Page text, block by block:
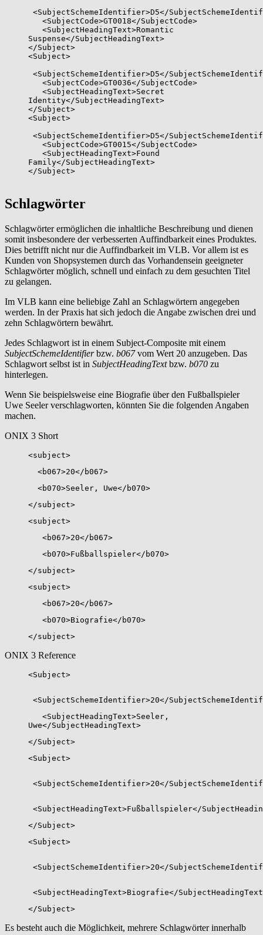
<SubjectSchemeIdentifier>D5</
<SubjectCode>GT0018</SubjectCode>
<SubjectHeadingText>Romantic
Suspense</SubjectHeadingText>
</Subject>
<Subject>
<SubjectSchemeIdentifier>D5</
<SubjectCode>GT0036</SubjectCode>
<SubjectHeadingText>Secret
Identity</SubjectHeadingText>
</Subject>
<Subject>
<SubjectSchemeIdentifier>D5</
<SubjectCode>GT0015</SubjectCode>
<SubjectHeadingText>Found
Family</SubjectHeadingText>
</Subject>
Schlagwörter
Schlagwörter ermöglichen die inhaltliche Beschreibung und dienen
somit insbesondere der verbesserten Auffindbarkeit eines Produktes.
Dies betrifft nicht nur die Auffindbarkeit im VLB. Vor allem ist es
Kunden von Shopsystemen durch das Vorhandensein geeigneter
Schlagwörter möglich, schnell und einfach zu dem gesuchten Titel
zu gelangen.
Im VLB kann eine beliebige Zahl an Schlagwörtern angegeben
werden. In der Praxis hat sich jedoch die Angabe zwischen drei und
zehn Schlagwörtern bewährt.
Jedes Schlagwort ist in einem Subject-Composite mit einem
SubjectSchemeIdentifierbzw. b067vom Wert 20 anzugeben. Das
Schlagwort selbst ist in SubjectHeadingTextbzw. b070 zu
hinterlegen.
Wenn Sie beispielsweise eine Biografie über den Fußballspieler
Uwe Seeler verschlagworten, könnten Sie die folgenden Angaben
machen.
ONIX 3 Short
<subject>
<b067>20</b067>
<b070>Seeler, Uwe</b070>
</subject>
<subject>
<b067>20</b067>
<b070>Fußballspieler</b070>
</subject>
<subject>
<b067>20</b067>
<b070>Biografie</b070>
</subject>
ONIX 3 Reference
<Subject>
<SubjectSchemeIdentifier>20</
<SubjectHeadingText>Seeler,
Uwe</SubjectHeadingText>
</Subject>
<Subject>
<SubjectSchemeIdentifier>20</
<SubjectHeadingText>Fußballspieler</
</Subject>
<Subject>
<SubjectSchemeIdentifier>20</
<SubjectHeadingText>Biografie</
</Subject>
Es besteht auch die Möglichkeit, mehrere Schlagwörter innerhalb